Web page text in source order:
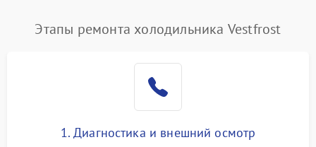
Поломка системы No Frost 2600 ₽ Подробнее →
Этапы ремонта холодильника Vestfrost
1. Диагностика и внешний осмотр